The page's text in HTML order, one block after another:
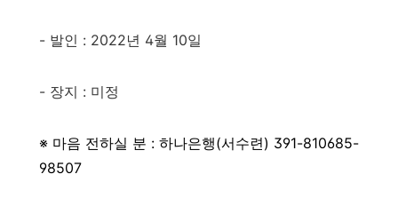
- 발인 : 2022년 4월 10일
- 장지 : 미정
※ 마음 전하실 분 : 하나은행(서수련) 391-810685-
98507